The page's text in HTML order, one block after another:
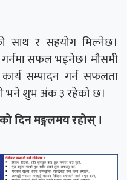
साथ र सहयोग मिल्नेछ।
गर्नमा सफल भइनेछ। मौसमी
सम्पादन गर्न सफलता
भने शुभ अंक ३ रहेको छ।
दिन मङ्गलमय रहोस् ।